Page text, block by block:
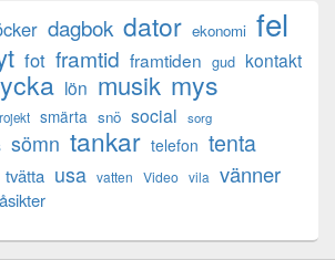
dagbok dator ekonomi fel
fot framtid framtiden gud kontakt
lön musik mys
smärta snö social sorg
sömn tankar telefon tenta
tvätta usa vatten Video vila vänner
åsikter